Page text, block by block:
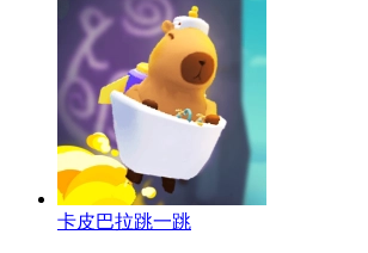
卡皮巴拉跳一跳